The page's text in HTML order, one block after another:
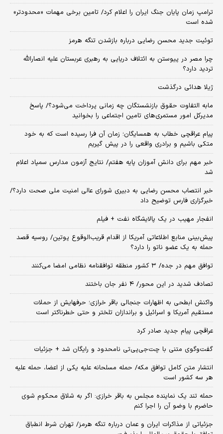
ترامپ زمان پایان جنگ ایران را اعلام کرد/ تامین برخی مهمات «محدودتر»
شده است
توئیت جدید محسن رضایی درباره بازشدن تنگه هرمز
چرا مصر در پیوستن به ائتلاف دریایی به رهبری عربستان علیه انصارالله
تردید دارد؟
ژیلا هدائی درگذشت
مابه التفاوت حقوق بازنشستگان چه زمانی پرداخت می‌شود؟/ پاسخ
مدیرکل امور مستمری‌های تامین اجتماعی را بخوانید
پیام عراقچی خطاب به همسایگان؛ زمان آن فرا رسیده است که به خود
متکی باشیم و برادری واقعی را در پیش گیریم
خبر مهم برای دانش آموزان پایه هفتم/ نتایج آزمون مدارس سمپاد اعلام
شد
خبر انتصاب محسن رضایی به دبیری شورای عالی امنیت ملی صحت دارد؟/
خبرگزاری فارس توضیح داد
انفجار مهیب در یک پالایشگاه نفت + فیلم
پیش‌بینی منابع اطلاعاتی آمریکا از اقدام قریب‌الوقوع پوتین/ روسیه قصد
حمله به یک عضو ناتو را دارد؟
توافق مهم در جده/ ۳ کشور منطقه توافقنامه نظامی امضا می‌کنند
تصادف شدید در این محور/ ۴ نفر جان باختند
واکنش ابطحی به اظهارات جنجالی باقر خرازی؛ حرفهایش از حملات
مستقیم آمریکا و اسرائیل و براندازان تلختر و حتی خطرناکتر است
عراقچی پیام جدید صادر کرد
گفت‌وگوی متنی با چت‌جی‌پی‌تی نامحدود و رایگان شد + جزئیات
انتشار متن کامل توافق مکه/ حمله مسلحانه علیه یکی از اعضا، حمله علیه
هر سه کشور است
حمله تند یک نماینده مجلس به باقر خرازی: اگر به شلاق محکوم شوی
حاضرم با وضو آن را اجرا کنم
جزئیاتی از مذاکرات ایران و عمان درباره تنگه هرمز/ تهران شرط انطباق